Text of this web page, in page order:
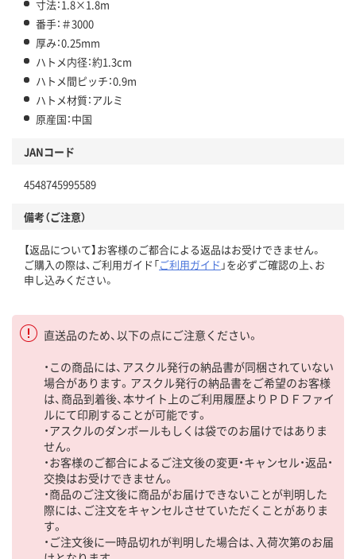
寸法：1.8×1.8m
番手：＃3000
厚み：0.25mm
ハトメ内径：約1.3cm
ハトメ間ピッチ：0.9m
ハトメ材質：アルミ
原産国：中国
JANコード
4548745995589
備考（ご注意）
【返品について】お客様のご都合による返品はお受けできません。
ご購入の際は、ご利用ガイド「ご利用ガイド 」を必ずご確認の上、お
申し込みください。
直送品のため、以下の点にご注意ください。
・この商品には、アスクル発行の納品書が同梱されていない
場合があります。アスクル発行の納品書をご希望のお客様
は、商品到着後、本サイト上のご利用履歴よりＰＤＦファイ
ルにて印刷することが可能です。
・アスクルのダンボールもしくは袋でのお届けではありま
せん。
・お客様のご都合によるご注文後の変更・キャンセル・返品・
交換はお受けできません。
・商品のご注文後に商品がお届けできないことが判明した
際には、ご注文をキャンセルさせていただくことがありま
す。
・ご注文後に一時品切れが判明した場合は、入荷次第のお届